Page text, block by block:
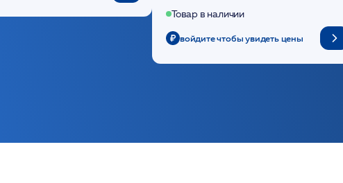
Товар в наличии
войдите чтобы увидеть цены